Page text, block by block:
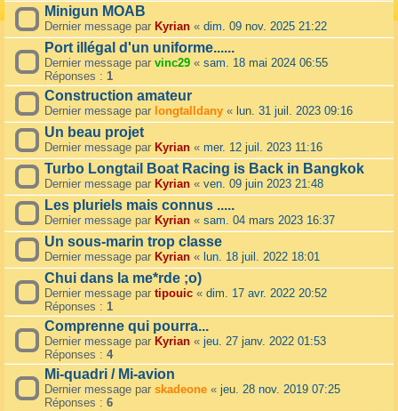
Minigun MOAB
Dernier message par Kyrian « dim. 09 nov. 2025 21:22
Port illégal d'un uniforme......
Dernier message par vinc29 « sam. 18 mai 2024 06:55
Réponses : 1
Construction amateur
Dernier message par longtalldany « lun. 31 juil. 2023 09:16
Un beau projet
Dernier message par Kyrian « mer. 12 juil. 2023 11:16
Turbo Longtail Boat Racing is Back in Bangkok
Dernier message par Kyrian « ven. 09 juin 2023 21:48
Les pluriels mais connus .....
Dernier message par Kyrian « sam. 04 mars 2023 16:37
Un sous-marin trop classe
Dernier message par Kyrian « lun. 18 juil. 2022 18:01
Chui dans la me*rde ;o)
Dernier message par tipouic « dim. 17 avr. 2022 20:52
Réponses : 1
Comprenne qui pourra...
Dernier message par Kyrian « jeu. 27 janv. 2022 01:53
Réponses : 4
Mi-quadri / Mi-avion
Dernier message par skadeone « jeu. 28 nov. 2019 07:25
Réponses : 6